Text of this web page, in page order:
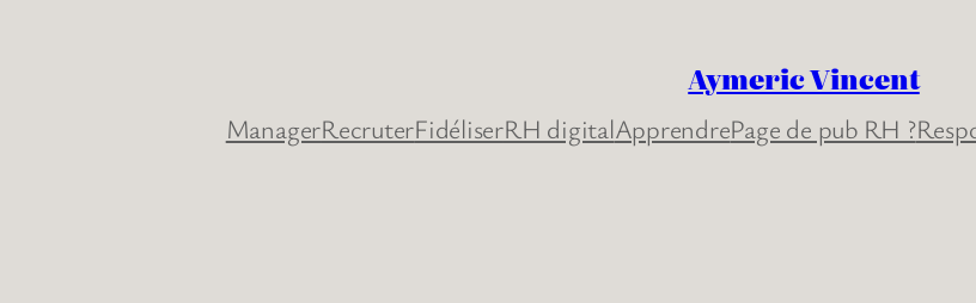
Aymeric Vincent
ManagerRecruterFidéliserRH digitalApprendrePage de pub RH ?